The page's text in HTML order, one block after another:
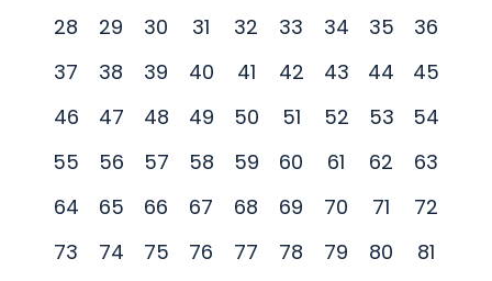
28
29 30 31 32 33 34 35
36
37
38 39 40 41 42 43 44
45
46
47 48 49 50 51 52 53
54
55
56 57 58 59 60 61 62
63
64
65 66 67 68 69 70 71
72
73
74 75 76 77 78 79 80
81